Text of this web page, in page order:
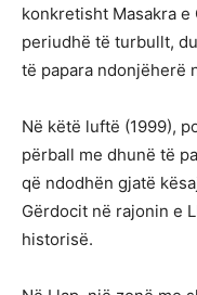
konkretisht Masakra
periudhë të turbullt,
të papara ndonjëherë
Në këtë luftë (1999),
përball me dhunë të
që ndodhën gjatë
Gërdocit në rajonin e
historisë.